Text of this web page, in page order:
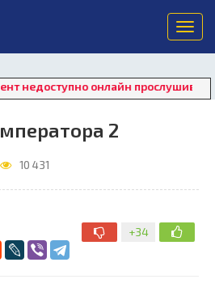
онлайн прослушивание.
2
10 431
+34